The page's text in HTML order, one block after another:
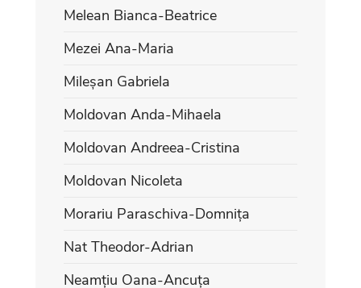
Melean Bianca-Beatrice
Mezei Ana-Maria
Mileșan Gabriela
Moldovan Anda-Mihaela
Moldovan Andreea-Cristina
Moldovan Nicoleta
Morariu Paraschiva-Domnița
Nat Theodor-Adrian
Neamțiu Oana-Ancuța